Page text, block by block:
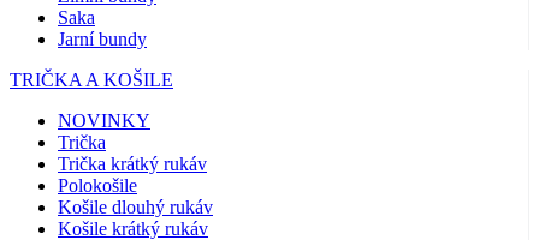
Saka
Jarní bundy
TRIČKA A KOŠILE
NOVINKY
Trička
Trička krátký rukáv
Polokošile
Košile dlouhý rukáv
Košile krátký rukáv